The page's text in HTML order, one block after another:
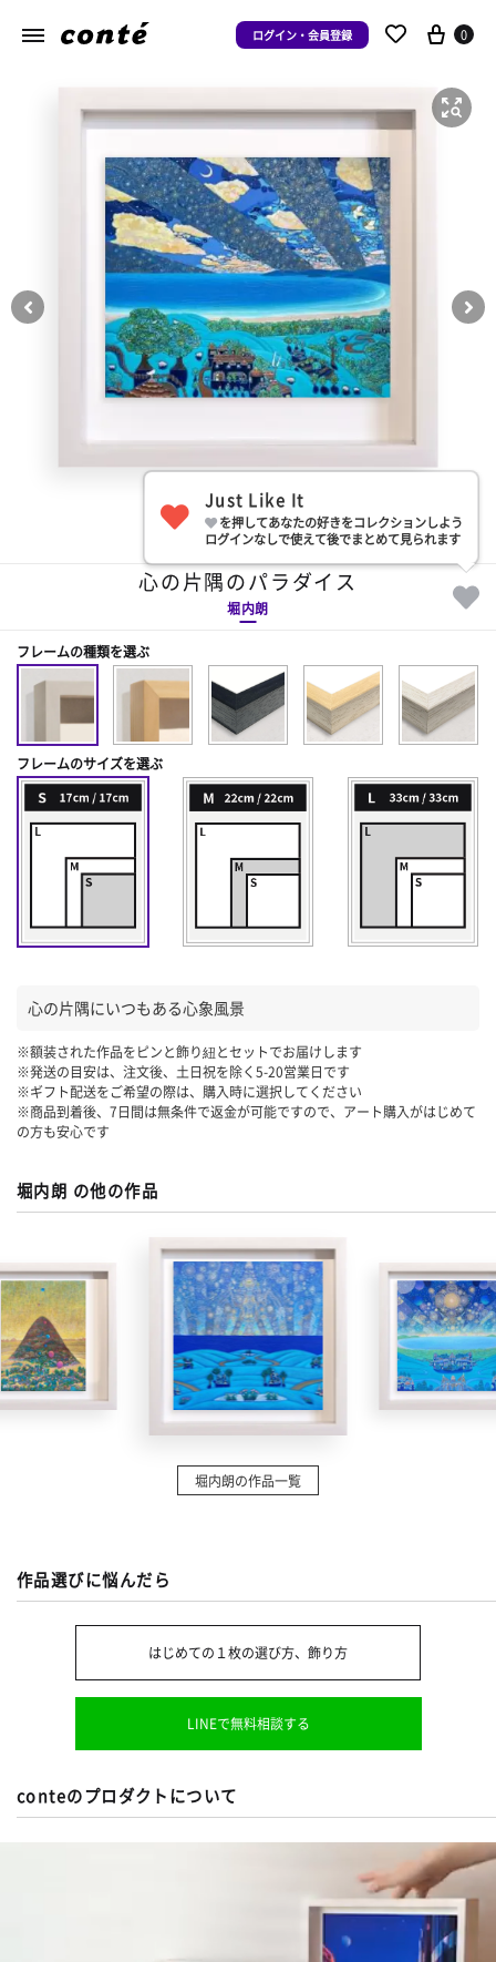
ログイン・会員登録 0
部屋に飾る
心の片隅のパラダイス
堀内朗
フレームの種類を選ぶ
フレームのサイズを選ぶ
心の片隅にいつもある心象風景
※額装された作品をピンと飾り紐とセットでお届けします
※発送の目安は、注文後、土日祝を除く5-20営業日です
※ギフト配送をご希望の際は、購入時に選択してください
※商品到着後、7日間は無条件で返金が可能ですので、アート購入がはじめて
の方も安心です
堀内朗 の他の作品
堀内朗の作品一覧
作品選びに悩んだら
はじめての１枚の選び方、飾り方
LINEで無料相談する
conteのプロダクトについて
Just Like It
を押してあなたの好きをコレクションしよう
ログインなしで使えて後でまとめて見られます